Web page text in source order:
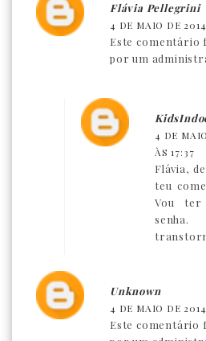
Flávia Pellegrini
4 DE MAIO DE
Este comentário
por um
4 DE
ÀS 17:37
Flávia,
teu
Vou
Unknown
4 DE MAIO DE
Este comentário